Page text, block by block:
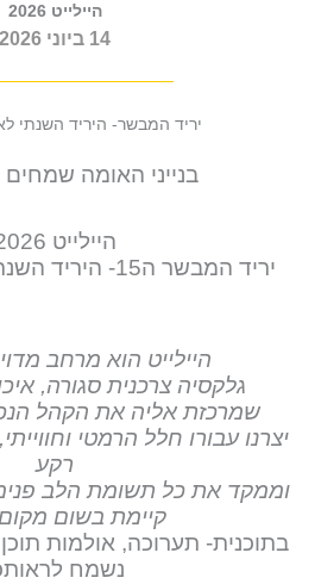
היילייט 2026
14 ביוני 2026
יריד המבשר- היריד השנתי
בנייני האומה
היילייט 2026
יריד המבשר ה15- היריד השנתי לאישה החרדית
היילייט הוא מרחב
גלקסיה צרכנית סגורה,
שמרכזת אליה את הקהל
יצרנו עבורו חלל הרמטי
רקע
וממקד את כל תשומת הלב
קיימת בשום
בתוכנית- תערוכה, אולמות
נשמח